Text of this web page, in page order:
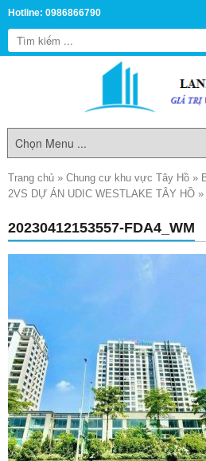
Hotline: 0986866790
Trang chủ » Chung cư khu vực Tây Hồ »
2VS DỰ ÁN UDIC WESTLAKE TÂY HỒ »
20230412153557-FDA4_WM